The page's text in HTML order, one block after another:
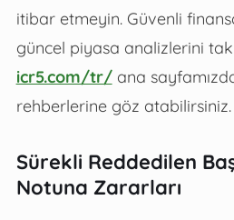
itibar etmeyin. Güvenli
güncel piyasa analizlerini
icr5.com/tr/ana
rehberlerine göz atabilirsiniz.
Sürekli Reddedilen
Notuna Zararları